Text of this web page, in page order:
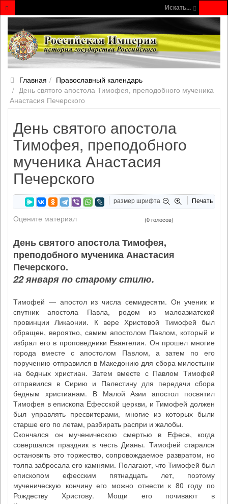
Искать...
Главная
Православный календарь
День святого апостола Тимофея, преподобного мученика
Анастасия Печерского
День святого апостола
Тимофея, преподобного
мученика Анастасия
Печерского
размер шрифта Печать
Оцените материал (0 голосов)
День святого апостола Тимофея,
преподобного мученика Анастасия
Печерского.
22 января по старому стилю.
Тимофей — апостол из числа семидесяти. Он ученик и
спутник апостола Павла, родом из малоазиатской
провинции Ликаонии. К вере Христовой Тимофей был
обращен, вероятно, самим апостолом Павлом, который и
избрал его в проповедники Евангелия. Он прошел многие
города вместе с апостолом Павлом, а затем по его
поручению отправился в Македонию для сбора милостыни
на бедных христиан. Затем вместе с Павлом Тимофей
отправился в Сирию и Палестину для передачи сбора
бедным христианам. В Малой Азии апостол посвятил
Тимофея в епископа Ефесской церкви, и Тимофей должен
был управлять пресвитерами, многие из которых были
старше его по летам, разбирать распри и жалобы.
Скончался он мученическою смертью в Ефесе, когда
совершался праздник в честь Дианы. Тимофей старался
остановить это торжество, сопровождаемое развратом, но
толпа забросала его камнями. Полагают, что Тимофей был
епископом ефесским пятнадцать лет, поэтому
мученическую кончину его можно отнести к 80 году по
Рождеству Христову. Мощи его почивают в